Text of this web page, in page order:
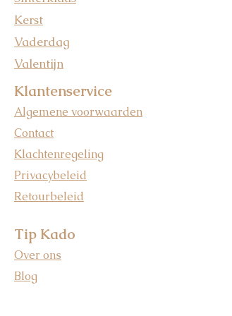
Kerst
Vaderdag
Valentijn
Klantenservice
Algemene voorwaarden
Contact
Klachtenregeling
Privacybeleid
Retourbeleid
Tip Kado
Over ons
Blog